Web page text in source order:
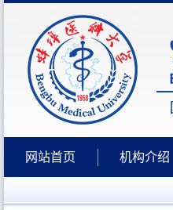
网站首页 机构介绍